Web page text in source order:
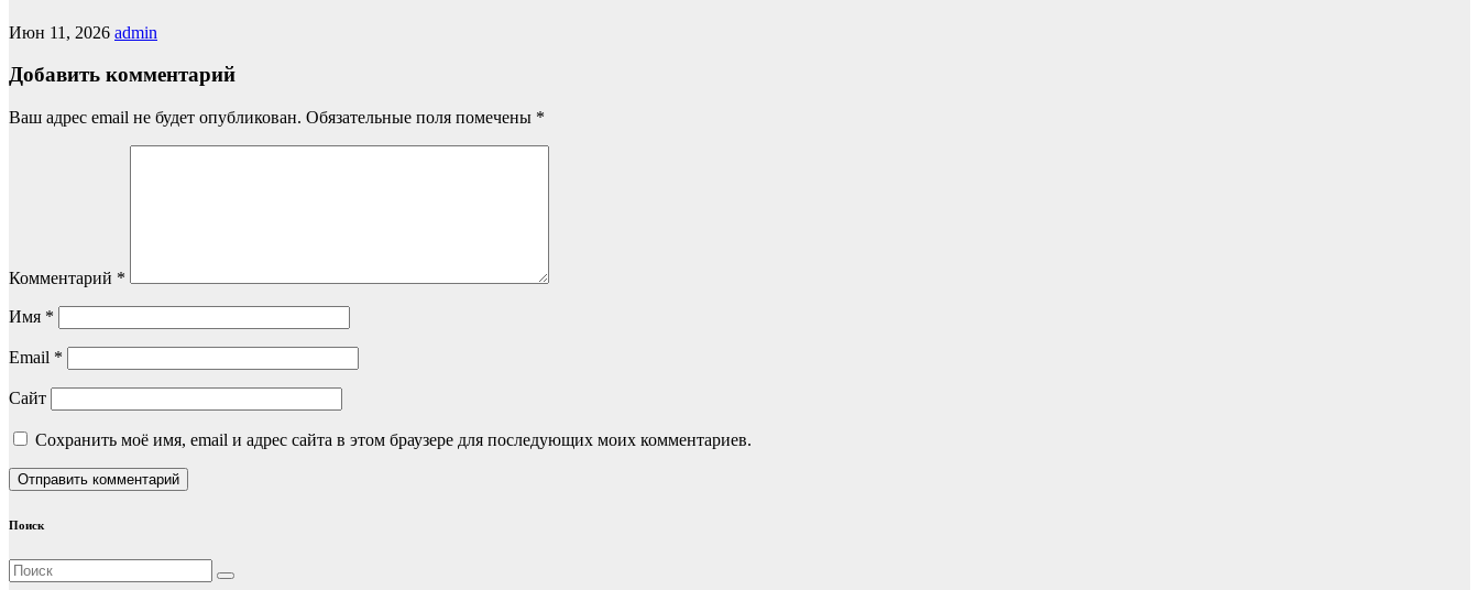
Июн 11, 2026 admin
Добавить комментарий
Ваш адрес email не будет опубликован. Обязательные поля помечены *
Комментарий *
Имя *
Email *
Сайт
Сохранить моё имя, email и адрес сайта в этом браузере для последующих моих комментариев.
Поиск